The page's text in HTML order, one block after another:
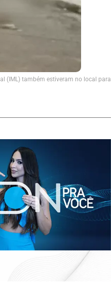
(IML) também estiveram no local para